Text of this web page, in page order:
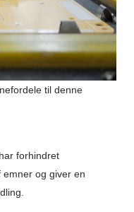
til denne
forhindret
og giver en